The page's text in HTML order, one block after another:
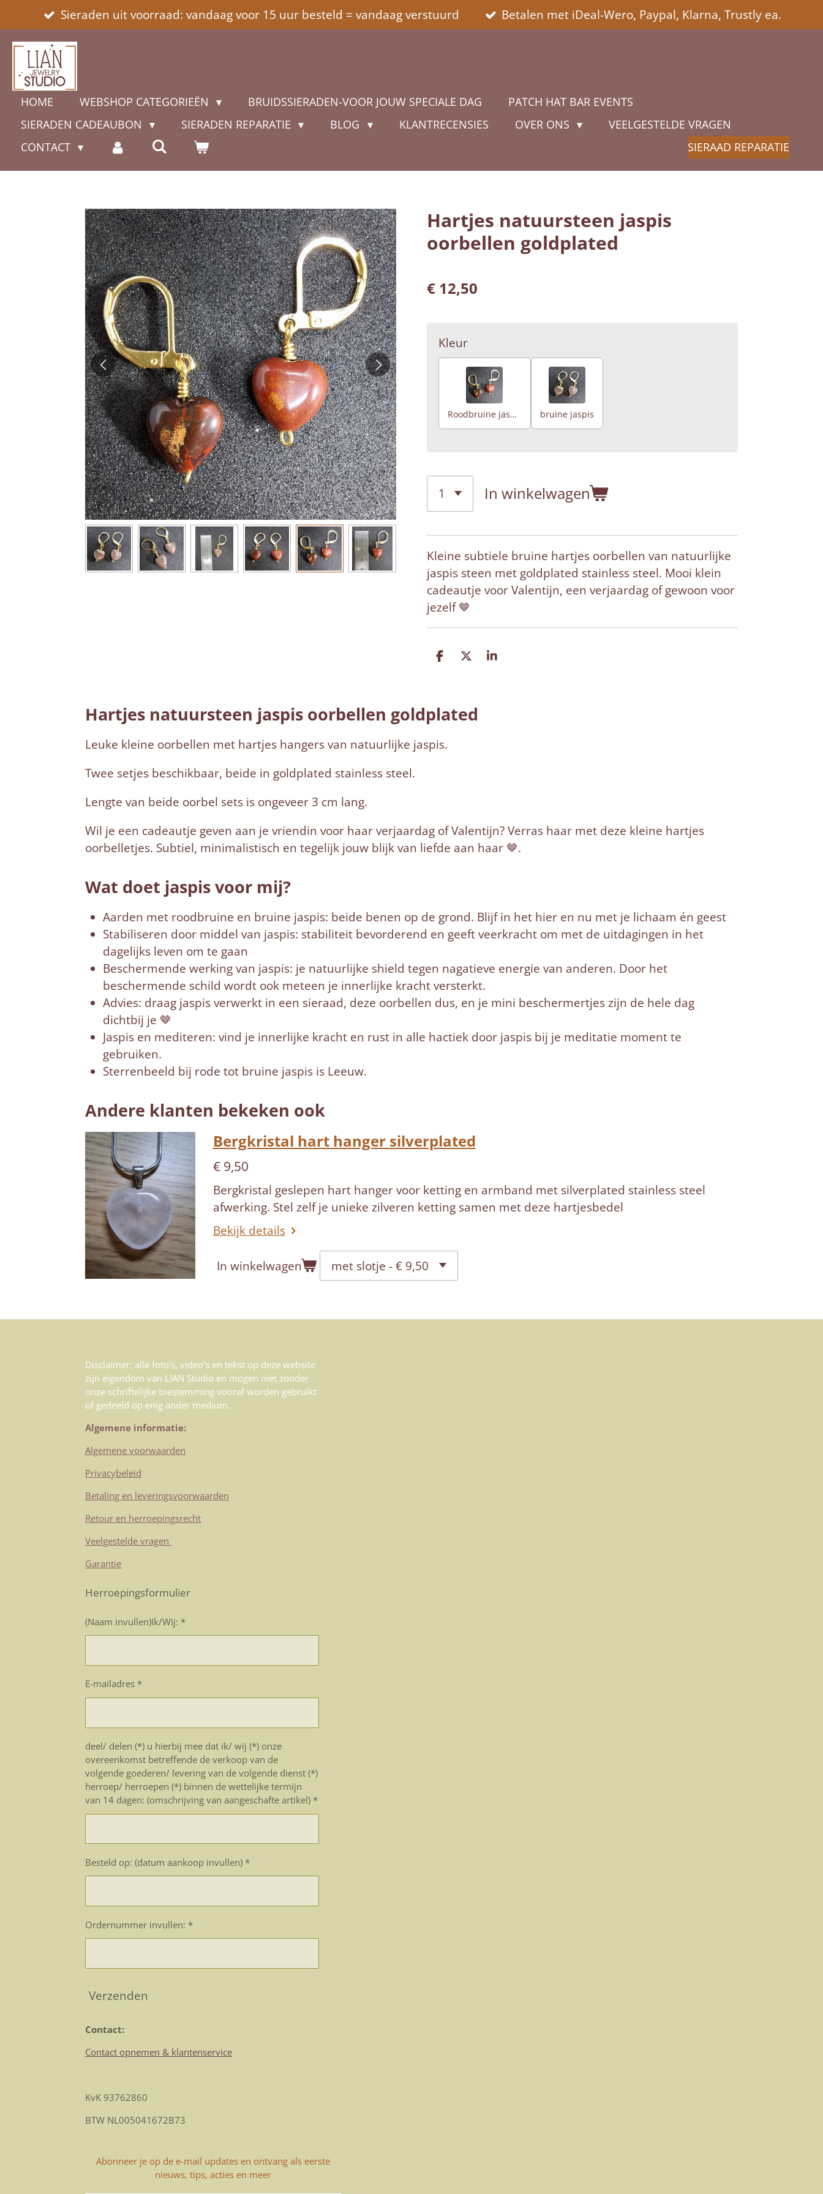
direct
naar
hoofdinhoud
Sieraden uit voorraad: vandaag voor 15 uur besteld = vandaag verstuurd Betalen met iDeal-Wero, Paypal, Klarna, Trustly ea.
HOME WEBSHOP CATEGORIEËN BRUIDSSIERADEN-VOOR JOUW SPECIALE DAG
PATCH HAT BAR EVENTS
SIERADEN CADEAUBON
SIERADEN REPARATIE BLOG KLANTRECENSIES OVER ONS
VEELGESTELDE VRAGEN
CONTACT
SIERAAD REPARATIE
Hartjes natuursteen jaspis
oorbellen goldplated
€ 12,50
Kleur
Roodbruine jaspis bruine jaspis
In winkelwagen
Kleine subtiele bruine hartjes oorbellen van natuurlijke
jaspis steen met goldplated stainless steel. Mooi klein
cadeautje voor Valentijn, een verjaardag of gewoon voor
jezelf 🤎
D
n
D
S
Hartjes natuursteen jaspis oorbellen goldplated
Leuke kleine oorbellen met hartjes hangers van natuurlijke jaspis.
Twee setjes beschikbaar, beide in goldplated stainless steel.
Lengte van beide oorbel sets is ongeveer 3 cm lang.
Wil je een cadeautje geven aan je vriendin voor haar verjaardag of Valentijn? Verras haar met deze kleine hartjes
oorbelletjes. Subtiel, minimalistisch en tegelijk jouw blijk van liefde aan haar 🤎.
Wat doet jaspis voor mij?
Aarden met roodbruine en bruine jaspis: beide benen op de grond. Blijf in het hier en nu met je lichaam én geest
Stabiliseren door middel van jaspis: stabiliteit bevorderend en geeft veerkracht om met de uitdagingen in het
dagelijks leven om te gaan
Beschermende werking van jaspis: je natuurlijke shield tegen nagatieve energie van anderen. Door het
beschermende schild wordt ook meteen je innerlijke kracht versterkt.
Advies: draag jaspis verwerkt in een sieraad, deze oorbellen dus, en je mini beschermertjes zijn de hele dag
dichtbij je 🤎
Jaspis en mediteren: vind je innerlijke kracht en rust in alle hactiek door jaspis bij je meditatie moment te
gebruiken.
Sterrenbeeld bij rode tot bruine jaspis is Leeuw.
Andere klanten bekeken ook
Bergkristal hart hanger silverplated
€ 9,50
Bergkristal geslepen hart hanger voor ketting en armband met silverplated stainless steel
afwerking. Stel zelf je unieke zilveren ketting samen met deze hartjesbedel
Bekijk details
In winkelwagen
Disclaimer: alle foto's, video's en tekst op deze website
zijn eigendom van LIAN Studio en mogen niet zonder
onze schriftelijke toestemming vooraf worden gebruikt
of gedeeld op enig ander medium.
Algemene informatie:
Algemene voorwaarden
Privacybeleid
Betaling en leveringsvoorwaarden
Retour en herroepingsrecht
Veelgestelde vragen
Garantie
Herroepingsformulier
(Naam invullen)Ik/Wij: *
E-mailadres *
deel/ delen (*) u hierbij mee dat ik/ wij (*) onze
overeenkomst betreffende de verkoop van de
volgende goederen/ levering van de volgende dienst (*)
herroep/ herroepen (*) binnen de wettelijke termijn
van 14 dagen: (omschrijving van aangeschafte artikel) *
Besteld op: (datum aankoop invullen) *
Ordernummer invullen: *
Verzenden
Contact:
Contact opnemen & klantenservice
KvK 93762860
BTW NL005041672B73
Abonneer je op de e-mail updates en ontvang als eerste
nieuws, tips, acties en meer